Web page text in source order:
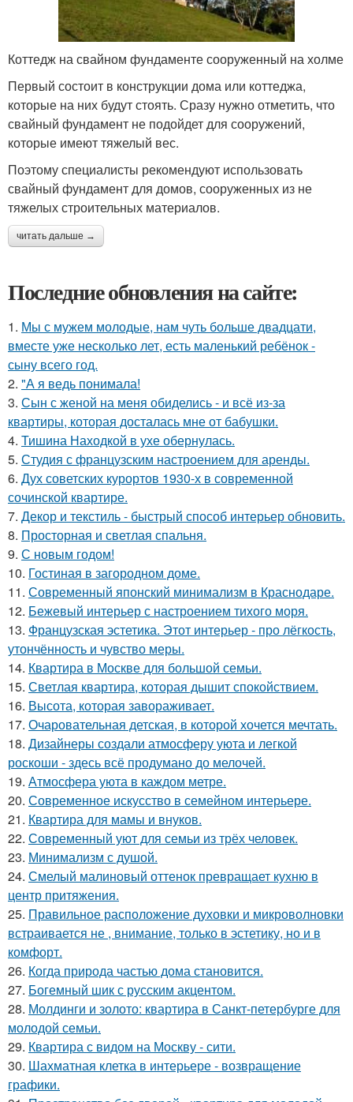
Коттедж на свайном фундаменте сооруженный на холме
Первый состоит в конструкции дома или коттеджа,
которые на них будут стоять. Сразу нужно отметить, что
свайный фундамент не подойдет для сооружений,
которые имеют тяжелый вес.
Поэтому специалисты рекомендуют использовать
свайный фундамент для домов, сооруженных из не
тяжелых строительных материалов.
читать дальше →
Последние обновления на сайте:
1. Мы с мужем молодые, нам чуть больше двадцати,
вместе уже несколько лет, есть маленький ребёнок -
сыну всего год.
2. "А я ведь понимала!
3. Сын с женой на меня обиделись - и всё из-за
квартиры, которая досталась мне от бабушки.
4. Тишина Находкой в ухе обернулась.
5. Студия с французским настроением для аренды.
6. Дух советских курортов 1930-х в современной
сочинской квартире.
7. Декор и текстиль - быстрый способ интерьер обновить.
8. Просторная и светлая спальня.
9. С новым годом!
10. Гостиная в загородном доме.
11. Современный японский минимализм в Краснодаре.
12. Бежевый интерьер с настроением тихого моря.
13. Французская эстетика. Этот интерьер - про лёгкость,
утончённость и чувство меры.
14. Квартира в Москве для большой семьи.
15. Светлая квартира, которая дышит спокойствием.
16. Высота, которая завораживает.
17. Очаровательная детская, в которой хочется мечтать.
18. Дизайнеры создали атмосферу уюта и легкой
роскоши - здесь всё продумано до мелочей.
19. Атмосфера уюта в каждом метре.
20. Современное искусство в семейном интерьере.
21. Квартира для мамы и внуков.
22. Современный уют для семьи из трёх человек.
23. Минимализм с душой.
24. Смелый малиновый оттенок превращает кухню в
центр притяжения.
25. Правильное расположение духовки и микроволновки
встраивается не , внимание, только в эстетику, но и в
комфорт.
26. Когда природа частью дома становится.
27. Богемный шик с русским акцентом.
28. Молдинги и золото: квартира в Санкт-петербурге для
молодой семьи.
29. Квартира с видом на Москву - сити.
30. Шахматная клетка в интерьере - возвращение
графики.